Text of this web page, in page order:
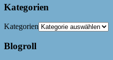
Kategorien
Kategorien
Blogroll